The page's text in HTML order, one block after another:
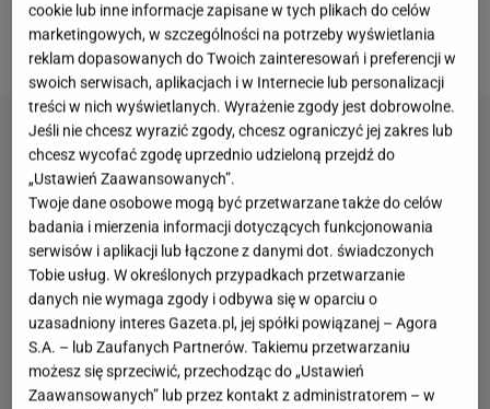
nie trzeba wielkich składników, by osiągnąć coś, co
się wyróżnia.
cookie lub inne informacje zapisane w tych plikach do celów
marketingowych, w szczególności na potrzeby wyświetlania
reklam dopasowanych do Twoich zainteresowań i preferencji w
swoich serwisach, aplikacjach i w Internecie lub personalizacji
treści w nich wyświetlanych. Wyrażenie zgody jest dobrowolne.
Jeśli nie chcesz wyrazić zgody, chcesz ograniczyć jej zakres lub
chcesz wycofać zgodę uprzednio udzieloną przejdź do
„Ustawień Zaawansowanych”.
Twoje dane osobowe mogą być przetwarzane także do celów
badania i mierzenia informacji dotyczących funkcjonowania
serwisów i aplikacji lub łączone z danymi dot. świadczonych
Tobie usług. W określonych przypadkach przetwarzanie
danych nie wymaga zgody i odbywa się w oparciu o
uzasadniony interes Gazeta.pl, jej spółki powiązanej – Agora
S.A. – lub Zaufanych Partnerów. Takiemu przetwarzaniu
możesz się sprzeciwić, przechodząc do „Ustawień
Zaawansowanych” lub przez kontakt z administratorem – w